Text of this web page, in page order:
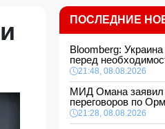
ПОСЛЕДНИЕ
Bloomberg:
перед
21:48, 08.08.2026
МИД Омана заявил
переговоров по
21:28, 08.08.2026